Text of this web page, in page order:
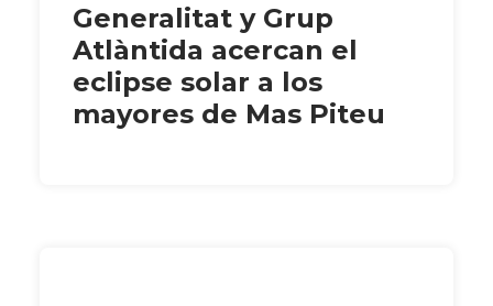
Generalitat y Grup
Atlàntida acercan el
eclipse solar a los
mayores de Mas Piteu